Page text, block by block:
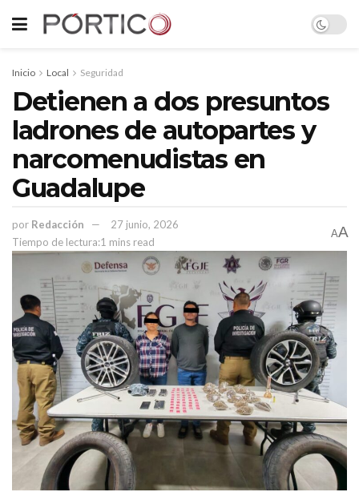
Inicio Local Seguridad
Detienen a dos presuntos
ladrones de autopartes y
narcomenudistas en
Guadalupe
por Redacción
27 junio, 2026
Tiempo de lectura:1 mins read
AA